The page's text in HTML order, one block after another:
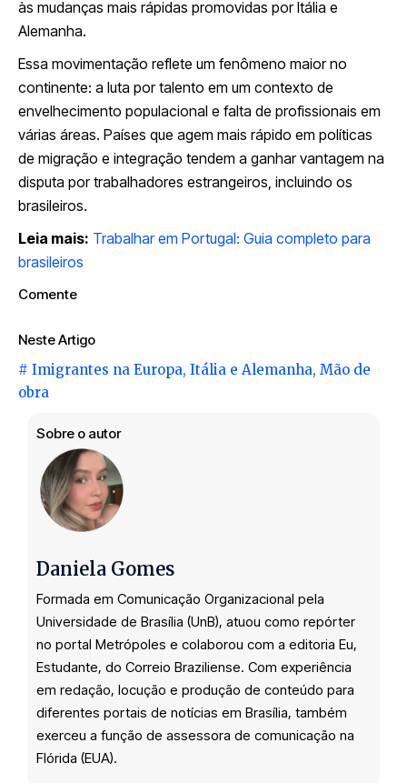
às mudanças mais rápidas promovidas por Itália e
Alemanha.
Essa movimentação reflete um fenômeno maior no
continente: a luta por talento em um contexto de
envelhecimento populacional e falta de profissionais em
várias áreas. Países que agem mais rápido em políticas
de migração e integração tendem a ganhar vantagem na
disputa por trabalhadores estrangeiros, incluindo os
brasileiros.
Leia mais: Trabalhar em Portugal: Guia completo para
brasileiros
Comente
Neste Artigo
# Imigrantes na Europa, Itália e Alemanha, Mão de
obra
Sobre o autor
Daniela Gomes
Formada em Comunicação Organizacional pela
Universidade de Brasília (UnB), atuou como repórter
no portal Metrópoles e colaborou com a editoria Eu,
Estudante, do Correio Braziliense. Com experiência
em redação, locução e produção de conteúdo para
diferentes portais de notícias em Brasília, também
exerceu a função de assessora de comunicação na
Flórida (EUA).